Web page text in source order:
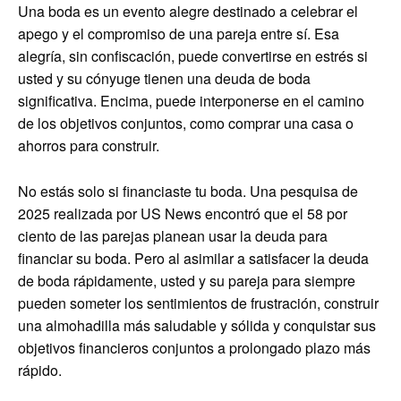
Una boda es un evento alegre destinado a celebrar el
apego y el compromiso de una pareja entre sí. Esa
alegría, sin confiscación, puede convertirse en estrés si
usted y su cónyuge tienen una deuda de boda
significativa. Encima, puede interponerse en el camino
de los objetivos conjuntos, como comprar una casa o
ahorros para construir.
No estás solo si financiaste tu boda. Una pesquisa de
2025 realizada por US News encontró que el 58 por
ciento de las parejas planean usar la deuda para
financiar su boda. Pero al asimilar a satisfacer la deuda
de boda rápidamente, usted y su pareja para siempre
pueden someter los sentimientos de frustración, construir
una almohadilla más saludable y sólida y conquistar sus
objetivos financieros conjuntos a prolongado plazo más
rápido.